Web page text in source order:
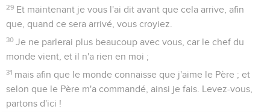
29 Et maintenant je vous l'ai dit avant que cela arrive, afin
que, quand ce sera arrivé, vous croyiez.
30 Je ne parlerai plus beaucoup avec vous, car le chef du
monde vient, et il n'a rien en moi ;
31 mais afin que le monde connaisse que j'aime le Père ; et
selon que le Père m'a commandé, ainsi je fais. Levez-vous,
partons d'ici !